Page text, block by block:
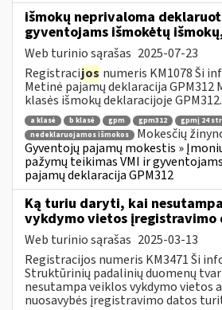
išmokų neprivaloma
gyventojams išmokėtų
Web turinio sąrašas 2025-07-23
Registracijos numeris KM1078 Ši
Metinė pajamų deklaracija GPM312
klasės išmokų deklaracijoje
a klasė b klasė gpm gpm312
gpmį 24 str
nedeklaruojamos išmokos
Mokesčių
Gyventojų pajamų mokestis »
pažymų teikimas VMI ir
pajamų deklaracija GPM312
Ką turiu daryti, kai
vykdymo vietos įregistravimo
Web turinio sąrašas 2025-03-13
Registracijos numeris KM3471 Ši
Struktūrinių padalinių duomenų
nesutampa veiklos vykdymo vietos
nuosavybės įregistravimo datos